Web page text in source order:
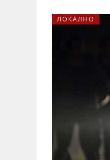
ЛОКАЛНО